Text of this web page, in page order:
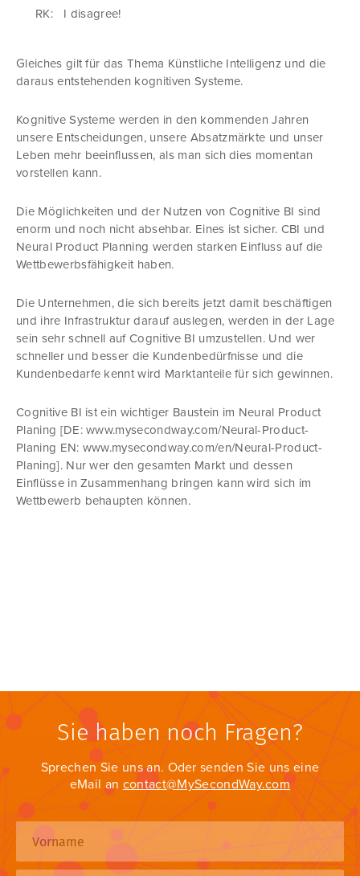
RK: I disagree!
Gleiches gilt für das Thema Künstliche Intelligenz und die
daraus entstehenden kognitiven Systeme.
Kognitive Systeme werden in den kommenden Jahren
unsere Entscheidungen, unsere Absatzmärkte und unser
Leben mehr beeinflussen, als man sich dies momentan
vorstellen kann.
Die Möglichkeiten und der Nutzen von Cognitive BI sind
enorm und noch nicht absehbar. Eines ist sicher. CBI und
Neural Product Planning werden starken Einfluss auf die
Wettbewerbsfähigkeit haben.
Die Unternehmen, die sich bereits jetzt damit beschäftigen
und ihre Infrastruktur darauf auslegen, werden in der Lage
sein sehr schnell auf Cognitive BI umzustellen. Und wer
schneller und besser die Kundenbedürfnisse und die
Kundenbedarfe kennt wird Marktanteile für sich gewinnen.
Cognitive BI ist ein wichtiger Baustein im Neural Product
Planing [DE: www.mysecondway.com/Neural-Product-
Planing EN: www.mysecondway.com/en/Neural-Product-
Planing]. Nur wer den gesamten Markt und dessen
Einflüsse in Zusammenhang bringen kann wird sich im
Wettbewerb behaupten können.
Sie haben noch Fragen?
Sprechen Sie uns an. Oder senden Sie uns eine
eMail an contact@MySecondWay.com